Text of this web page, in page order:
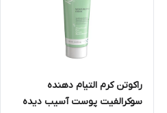
راکوتن کرم التیام دهنده
سوکرالفیت پوست آسیب دیده